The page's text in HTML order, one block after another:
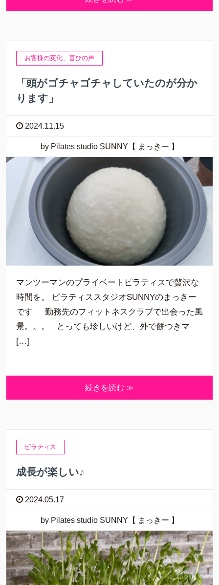
お客様の変化、喜びの声
「頭がゴチャゴチャしていたのが分か
ります」
2024.11.15
by Pilates studio SUNNY【 まっきー 】
マンツーマンのプライベートピラティスで贅沢な
時間を。 ピラティススタジオSUNNYのまっきー
です 勤務先のフィットネスクラブで出会った風
景。。。 とっても珍しいけど、外で餅つきマ
[…]
続きを読む ≫
ピラティス
成長が楽しい♪
2024.05.17
by Pilates studio SUNNY【 まっきー 】